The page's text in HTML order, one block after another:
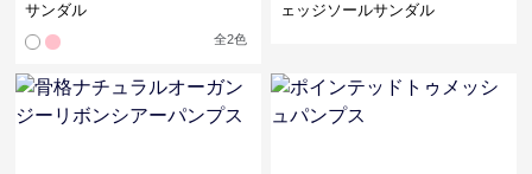
サンダル
全2色
ェッジソールサンダル